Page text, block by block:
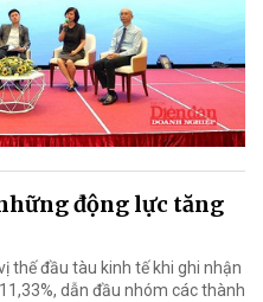
động lực tăng
thế đầu tàu kinh tế khi ghi nhận
dẫn đầu nhóm các thành